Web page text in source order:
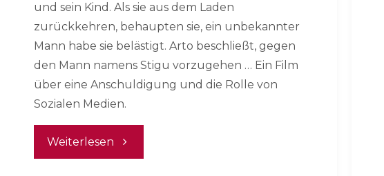
und sein Kind. Als sie aus dem Laden
zurückkehren, behaupten sie, ein unbekannter
Mann habe sie belästigt. Arto beschließt, gegen
den Mann namens Stigu vorzugehen … Ein Film
über eine Anschuldigung und die Rolle von
Sozialen Medien.
Weiterlesen "A